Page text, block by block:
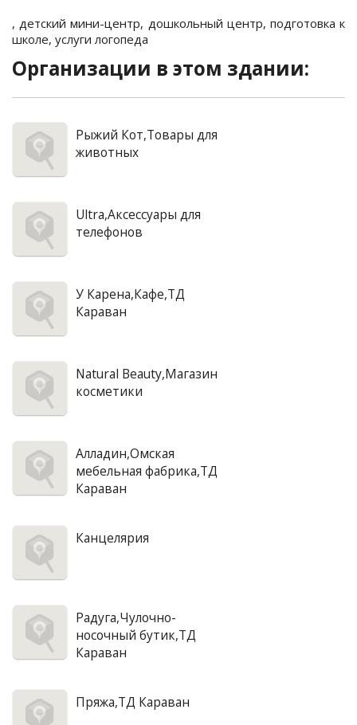
,детский мини-центр, дошкольный центр, подготовка к
школе, услуги логопеда
Организации в этом здании:
Рыжий Кот,Товары для
животных
Ultra,Аксессуары для
телефонов
У Карена,Кафе,ТД
Караван
Natural Beauty,Магазин
косметики
Алладин,Омская
мебельная фабрика,ТД
Караван
Канцелярия
Радуга,Чулочно-
носочный бутик,ТД
Караван
Пряжа,ТД Караван